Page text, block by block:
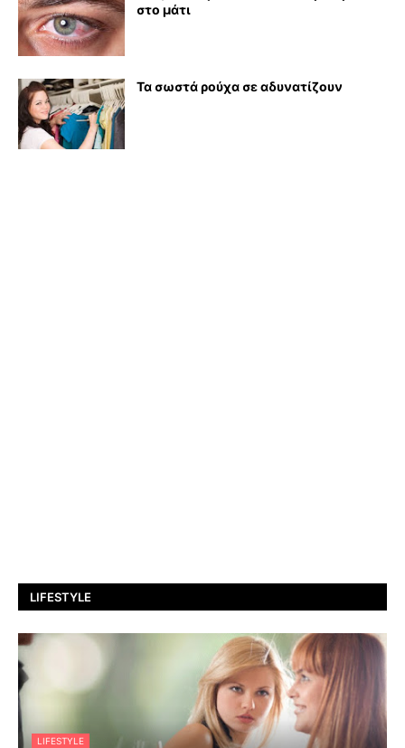
στο μάτι
Τα σωστά ρούχα σε αδυνατίζουν
LIFESTYLE
LIFESTYLE